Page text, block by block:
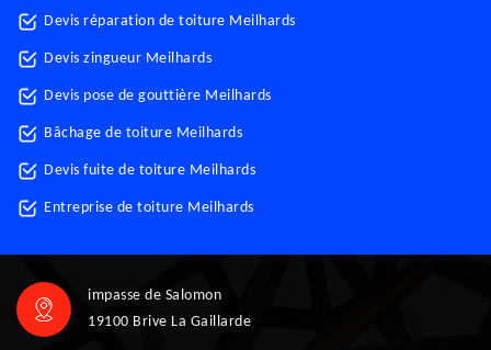
Devis réparation de toiture Meilhards
Devis zingueur Meilhards
Devis pose de gouttière Meilhards
Bâchage de toiture Meilhards
Devis fuite de toiture Meilhards
Entreprise de toiture Meilhards
impasse de Salomon
19100 Brive La Gaillarde